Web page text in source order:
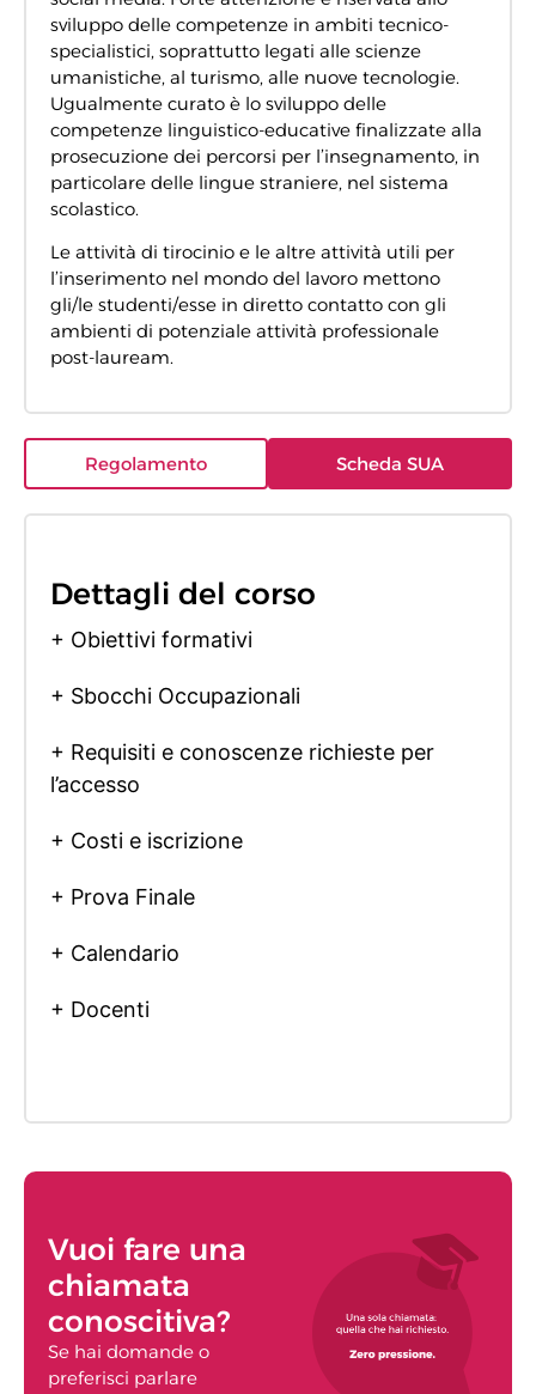
sviluppo delle competenze in ambiti tecnico-
specialistici, soprattutto legati alle scienze
umanistiche, al turismo, alle nuove tecnologie.
Ugualmente curato è lo sviluppo delle
competenze linguistico-educative finalizzate alla
prosecuzione dei percorsi per l’insegnamento, in
particolare delle lingue straniere, nel sistema
scolastico.
Le attività di tirocinio e le altre attività utili per
l’inserimento nel mondo del lavoro mettono
gli/le studenti/esse in diretto contatto con gli
ambienti di potenziale attività professionale
post-lauream.
Regolamento Scheda SUA
Dettagli del corso
+ Obiettivi formativi
+ Sbocchi Occupazionali
+ Requisiti e conoscenze richieste per
l’accesso
+ Costi e iscrizione
+ Prova Finale
+ Calendario
+ Docenti
Vuoi fare una
chiamata
conoscitiva?
Se hai domande o
preferisci parlare